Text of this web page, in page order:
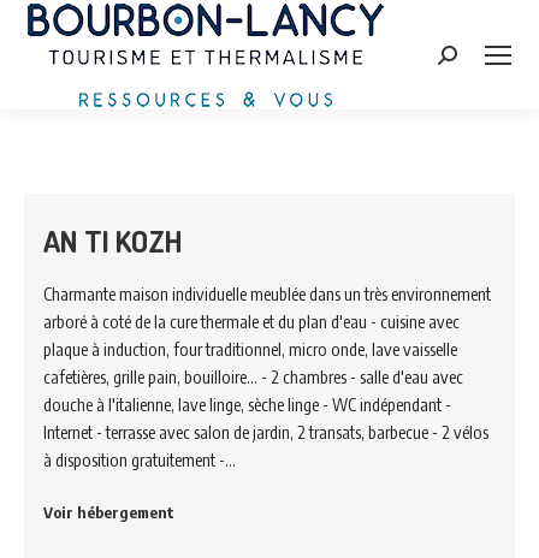
Search:
AN TI KOZH
Charmante maison individuelle meublée dans un très environnement
arboré à coté de la cure thermale et du plan d'eau - cuisine avec
plaque à induction, four traditionnel, micro onde, lave vaisselle
cafetières, grille pain, bouilloire... - 2 chambres - salle d'eau avec
douche à l'italienne, lave linge, sèche linge - WC indépendant -
Internet - terrasse avec salon de jardin, 2 transats, barbecue - 2 vélos
à disposition gratuitement -…
Voir hébergement